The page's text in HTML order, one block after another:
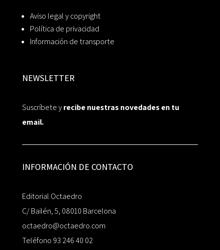
Aviso legal y copyright
Política de privacidad
Información de transporte
NEWSLETTER
Suscríbete yrecibe nuestras novedades en tu
email.
INFORMACIÓN DE CONTACTO
Editorial Octaedro
C/ Bailén, 5, 08010 Barcelona
octaedro@octaedro.com
Teléfono 93 246 40 02